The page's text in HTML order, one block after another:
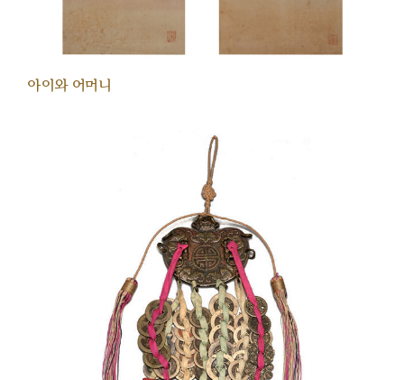
아이와 어머니